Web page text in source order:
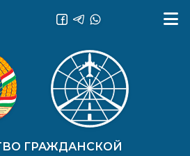
ГРАЖДАНСКОЙ